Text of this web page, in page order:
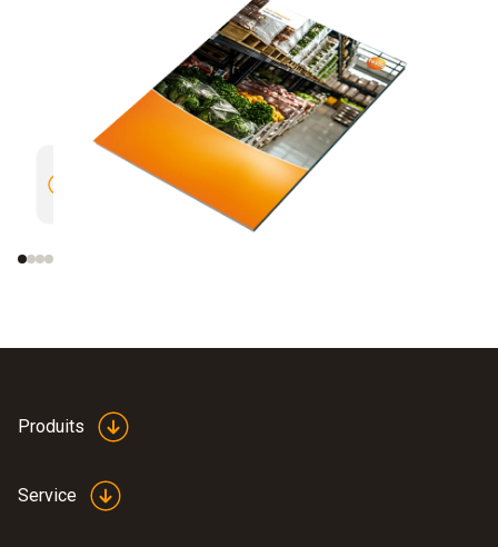
Créer une documentation sans
Produits
Service